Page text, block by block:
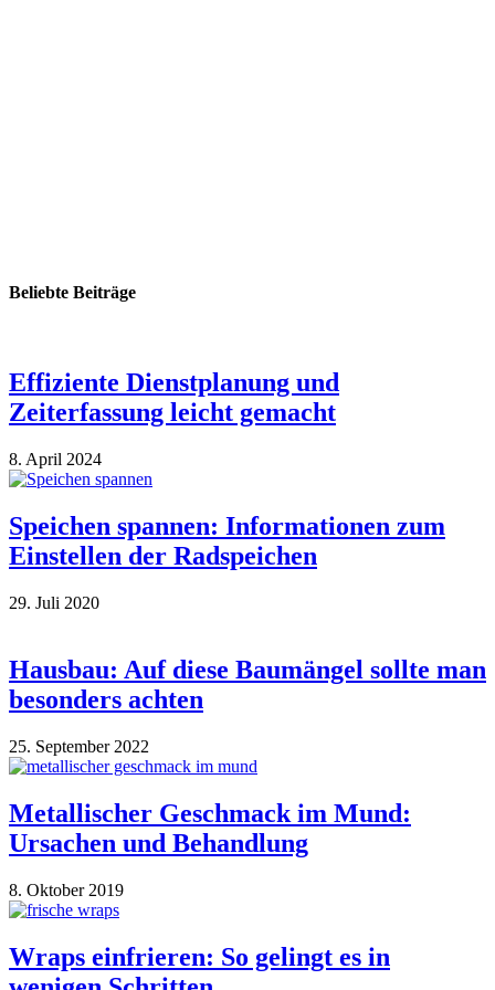
Beliebte Beiträge
Effiziente Dienstplanung und
Zeiterfassung leicht gemacht
8. April 2024
Speichen spannen: Informationen zum
Einstellen der Radspeichen
29. Juli 2020
Hausbau: Auf diese Baumängel sollte man
besonders achten
25. September 2022
Metallischer Geschmack im Mund:
Ursachen und Behandlung
8. Oktober 2019
Wraps einfrieren: So gelingt es in